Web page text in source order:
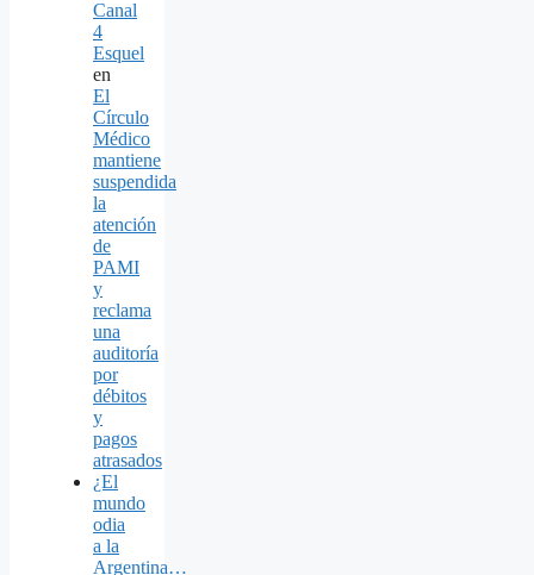
Canal
4
Esquel
en
El
Círculo
Médico
mantiene
suspendida
la
atención
de
PAMI
y
reclama
una
auditoría
por
débitos
y
pagos
atrasados
¿El
mundo
odia
a la
Argentina…